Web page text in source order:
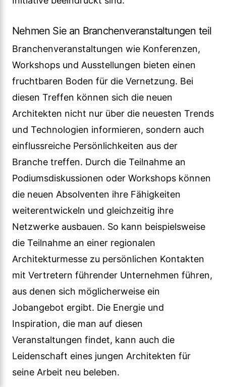
Nehmen Sie an Branchenveranstaltungen teil
Branchenveranstaltungen wie Konferenzen,
Workshops und Ausstellungen bieten einen
fruchtbaren Boden für die Vernetzung. Bei
diesen Treffen können sich die neuen
Architekten nicht nur über die neuesten Trends
und Technologien informieren, sondern auch
einflussreiche Persönlichkeiten aus der
Branche treffen. Durch die Teilnahme an
Podiumsdiskussionen oder Workshops können
die neuen Absolventen ihre Fähigkeiten
weiterentwickeln und gleichzeitig ihre
Netzwerke ausbauen. So kann beispielsweise
die Teilnahme an einer regionalen
Architekturmesse zu persönlichen Kontakten
mit Vertretern führender Unternehmen führen,
aus denen sich möglicherweise ein
Jobangebot ergibt. Die Energie und
Inspiration, die man auf diesen
Veranstaltungen findet, kann auch die
Leidenschaft eines jungen Architekten für
seine Arbeit neu beleben.